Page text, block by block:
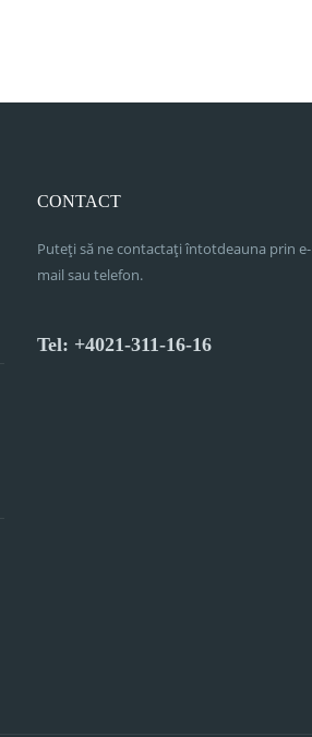
CONTACT
Puteți să ne contactați întotdeauna prin e-
mail sau telefon.
Tel: +4021-311-16-16